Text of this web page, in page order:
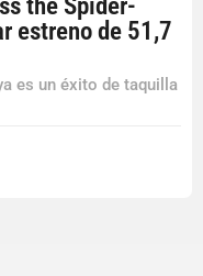
the Spider-
estreno de 51,7
es un éxito de taquilla